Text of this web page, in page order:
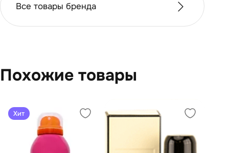
Все товары бренда
Похожие товары
Хит